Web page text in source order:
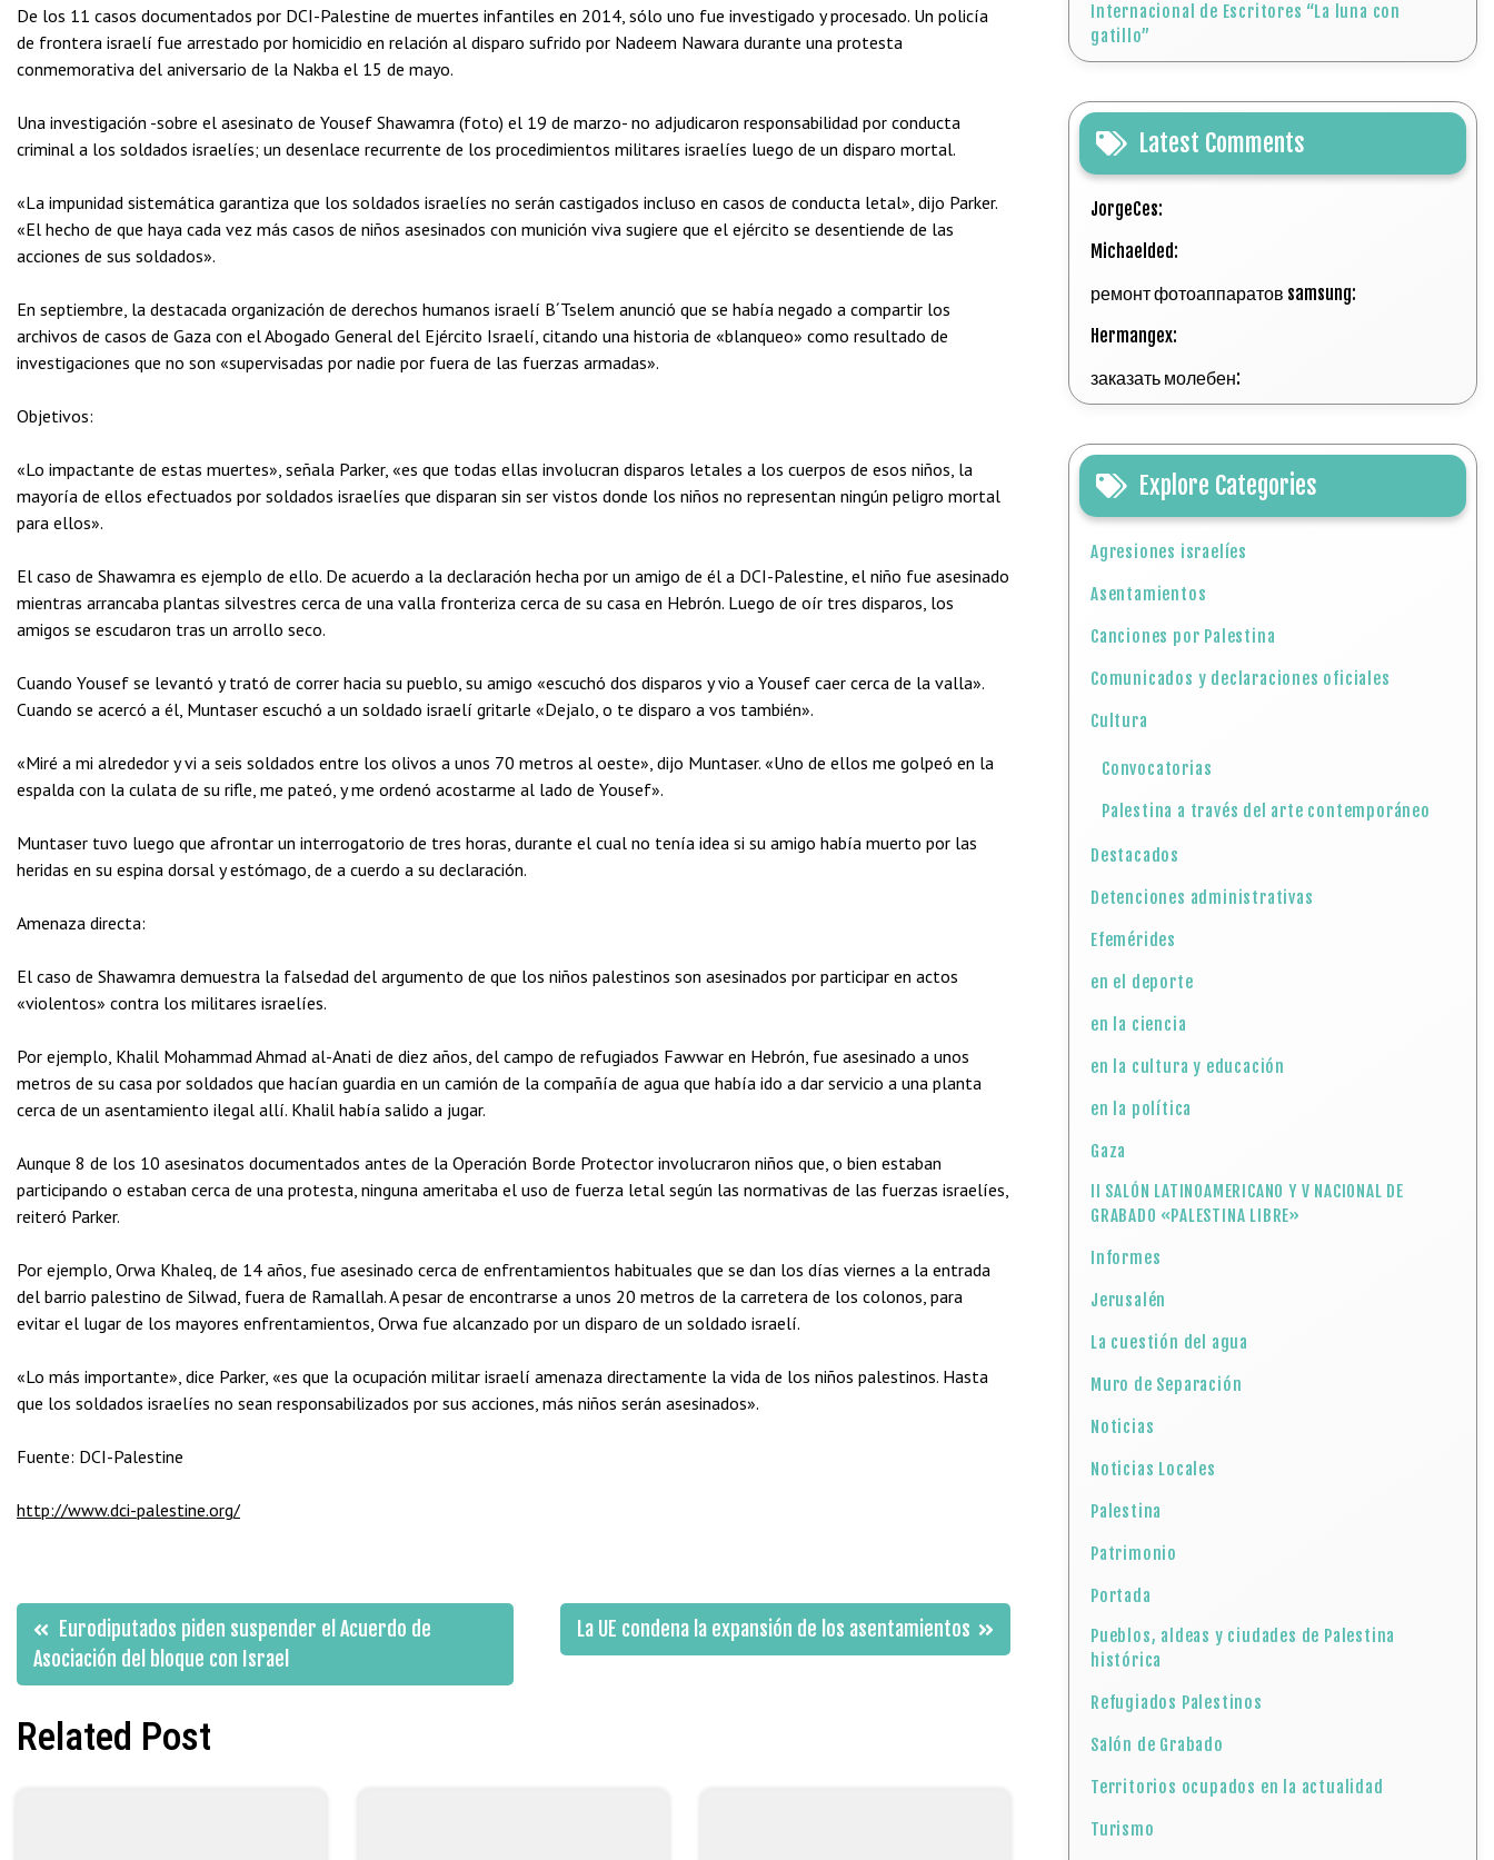
De los 11 casos documentados por DCI-Palestine de muertes infantiles en 2014, sólo uno fue investigado y procesado. Un policía
de frontera israelí fue arrestado por homicidio en relación al disparo sufrido por Nadeem Nawara durante una protesta
conmemorativa del aniversario de la Nakba el 15 de mayo.
Una investigación -sobre el asesinato de Yousef Shawamra (foto) el 19 de marzo- no adjudicaron responsabilidad por conducta
criminal a los soldados israelíes; un desenlace recurrente de los procedimientos militares israelíes luego de un disparo mortal.
«La impunidad sistemática garantiza que los soldados israelíes no serán castigados incluso en casos de conducta letal», dijo Parker.
«El hecho de que haya cada vez más casos de niños asesinados con munición viva sugiere que el ejército se desentiende de las
acciones de sus soldados».
En septiembre, la destacada organización de derechos humanos israelí B´Tselem anunció que se había negado a compartir los
archivos de casos de Gaza con el Abogado General del Ejército Israelí, citando una historia de «blanqueo» como resultado de
investigaciones que no son «supervisadas por nadie por fuera de las fuerzas armadas».
Objetivos:
«Lo impactante de estas muertes», señala Parker, «es que todas ellas involucran disparos letales a los cuerpos de esos niños, la
mayoría de ellos efectuados por soldados israelíes que disparan sin ser vistos donde los niños no representan ningún peligro mortal
para ellos».
El caso de Shawamra es ejemplo de ello. De acuerdo a la declaración hecha por un amigo de él a DCI-Palestine, el niño fue asesinado
mientras arrancaba plantas silvestres cerca de una valla fronteriza cerca de su casa en Hebrón. Luego de oír tres disparos, los
amigos se escudaron tras un arrollo seco.
Cuando Yousef se levantó y trató de correr hacia su pueblo, su amigo «escuchó dos disparos y vio a Yousef caer cerca de la valla».
Cuando se acercó a él, Muntaser escuchó a un soldado israelí gritarle «Dejalo, o te disparo a vos también».
«Miré a mi alrededor y vi a seis soldados entre los olivos a unos 70 metros al oeste», dijo Muntaser. «Uno de ellos me golpeó en la
espalda con la culata de su rifle, me pateó, y me ordenó acostarme al lado de Yousef».
Muntaser tuvo luego que afrontar un interrogatorio de tres horas, durante el cual no tenía idea si su amigo había muerto por las
heridas en su espina dorsal y estómago, de a cuerdo a su declaración.
Amenaza directa:
El caso de Shawamra demuestra la falsedad del argumento de que los niños palestinos son asesinados por participar en actos
«violentos» contra los militares israelíes.
Por ejemplo, Khalil Mohammad Ahmad al-Anati de diez años, del campo de refugiados Fawwar en Hebrón, fue asesinado a unos
metros de su casa por soldados que hacían guardia en un camión de la compañía de agua que había ido a dar servicio a una planta
cerca de un asentamiento ilegal allí. Khalil había salido a jugar.
Aunque 8 de los 10 asesinatos documentados antes de la Operación Borde Protector involucraron niños que, o bien estaban
participando o estaban cerca de una protesta, ninguna ameritaba el uso de fuerza letal según las normativas de las fuerzas israelíes,
reiteró Parker.
Por ejemplo, Orwa Khaleq, de 14 años, fue asesinado cerca de enfrentamientos habituales que se dan los días viernes a la entrada
del barrio palestino de Silwad, fuera de Ramallah. A pesar de encontrarse a unos 20 metros de la carretera de los colonos, para
evitar el lugar de los mayores enfrentamientos, Orwa fue alcanzado por un disparo de un soldado israelí.
«Lo más importante», dice Parker, «es que la ocupación militar israelí amenaza directamente la vida de los niños palestinos. Hasta
que los soldados israelíes no sean responsabilizados por sus acciones, más niños serán asesinados».
Fuente: DCI-Palestine
http://www.dci-palestine.org/
Navegación
de
entradas
Eurodiputados piden suspender el Acuerdo de
Asociación del bloque con Israel
La UE condena la expansión de los asentamientos
Related Post
Internacional de Escritores “La luna con
gatillo”
Latest Comments
JorgeCes:
Michaelded:
ремонт фотоаппаратов samsung:
Hermangex:
заказать молебен:
Explore Categories
Agresiones israelíes
Asentamientos
Canciones por Palestina
Comunicados y declaraciones oficiales
Cultura
Convocatorias
Palestina a través del arte contemporáneo
Destacados
Detenciones administrativas
Efemérides
en el deporte
en la ciencia
en la cultura y educación
en la política
Gaza
II SALÓN LATINOAMERICANO Y V NACIONAL DE
GRABADO «PALESTINA LIBRE»
Informes
Jerusalén
La cuestión del agua
Muro de Separación
Noticias
Noticias Locales
Palestina
Patrimonio
Portada
Pueblos, aldeas y ciudades de Palestina
histórica
Refugiados Palestinos
Salón de Grabado
Territorios ocupados en la actualidad
Turismo